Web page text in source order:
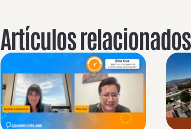
Artículos relacionados